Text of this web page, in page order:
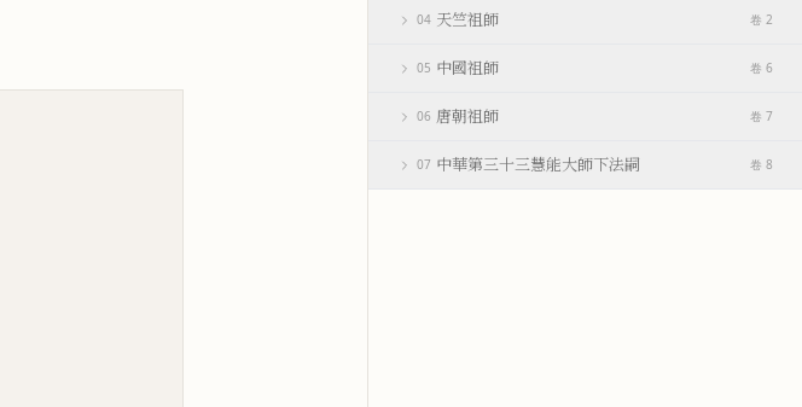
04 天竺祖師 卷 2
05 中國祖師 卷 6
06 唐朝祖師 卷 7
07 中華第三十三慧能大師下法嗣 卷 8